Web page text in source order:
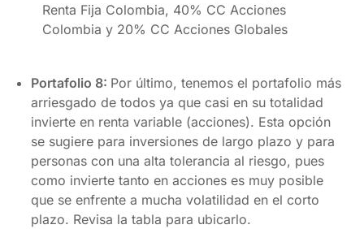
Renta Fija Colombia, 40% CC Acciones
Colombia y 20% CC Acciones Globales
Portafolio 8: Por último, tenemos el portafolio más
arriesgado de todos ya que casi en su totalidad
invierte en renta variable (acciones). Esta opción
se sugiere para inversiones de largo plazo y para
personas con una alta tolerancia al riesgo, pues
como invierte tanto en acciones es muy posible
que se enfrente a mucha volatilidad en el corto
plazo. Revisa la tabla para ubicarlo.